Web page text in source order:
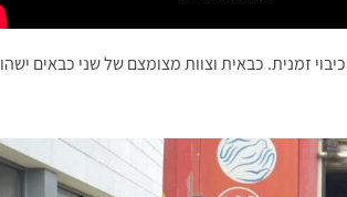
זמנית. כבאית וצוות מצומצם של שני כבאים ישהו